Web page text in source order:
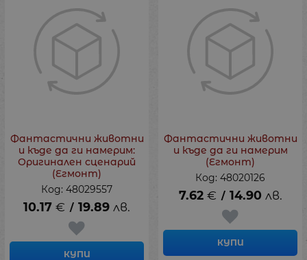
Фантастични животни
и къде да ги намерим:
Оригинален сценарий
(Егмонт)
Код: 48029557
10.17 € / 19.89 лв.
КУПИ
Фантастични животни
и къде да ги намерим
(Егмонт)
Код: 48020126
7.62 € / 14.90 лв.
КУПИ